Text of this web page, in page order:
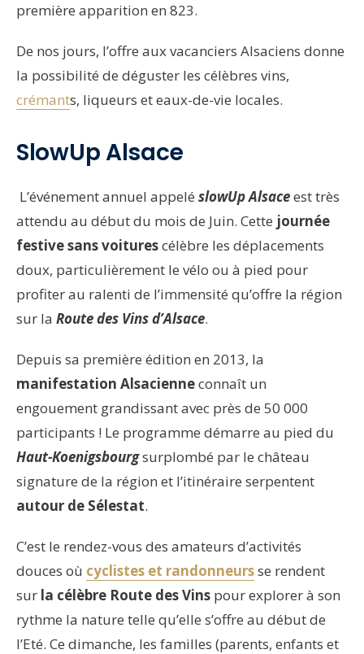
première apparition en 823.
De nos jours, l’offre aux vacanciers Alsaciens donne
la possibilité de déguster les célèbres vins,
crémants, liqueurs et eaux-de-vie locales.
SlowUp Alsace
L’événement annuel appelé slowUp Alsaceest très
attendu au début du mois de Juin. Cette journée
festive sans voiturescélèbre les déplacements
doux, particulièrement le vélo ou à pied pour
profiter au ralenti de l’immensité qu’offre la région
sur la Route des Vins d’Alsace.
Depuis sa première édition en 2013, la
manifestation Alsacienneconnaît un
engouement grandissant avec près de 50 000
participants ! Le programme démarre au pied du
Haut-Koenigsbourgsurplombé par le château
signature de la région et l’itinéraire serpentent
autour de Sélestat.
C’est le rendez-vous des amateurs d’activités
douces où cyclistes et randonneursse rendent
sur la célèbre Route des Vins pour explorer à son
rythme la nature telle qu’elle s’offre au début de
l’Eté. Ce dimanche, les familles (parents, enfants et